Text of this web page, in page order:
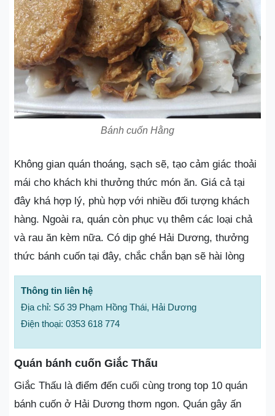
Bánh cuốn Hằng
Không gian quán thoáng, sạch sẽ, tạo cảm giác thoải
mái cho khách khi thưởng thức món ăn. Giá cả tại
đây khá hợp lý, phù hợp với nhiều đối tượng khách
hàng. Ngoài ra, quán còn phục vụ thêm các loại chả
và rau ăn kèm nữa. Có dịp ghé Hải Dương, thưởng
thức bánh cuốn tại đây, chắc chắn bạn sẽ hài lòng
Thông tin liên hệ
Địa chỉ: Số 39 Phạm Hồng Thái, Hải Dương
Điện thoại: 0353 618 774
Quán bánh cuốn Giắc Thấu
Giắc Thấu là điểm đến cuối cùng trong top 10 quán
bánh cuốn ở Hải Dương thơm ngon. Quán gây ấn